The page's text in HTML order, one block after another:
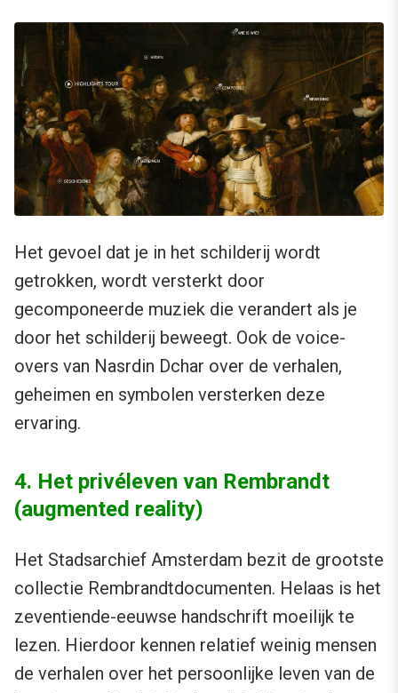
Het gevoel dat je in het schilderij wordt
getrokken, wordt versterkt door
gecomponeerde muziek die verandert als je
door het schilderij beweegt. Ook de voice-
overs van Nasrdin Dchar over de verhalen,
geheimen en symbolen versterken deze
ervaring.
4. Het privéleven van Rembrandt
(augmented reality)
Het Stadsarchief Amsterdam bezit de grootste
collectie Rembrandtdocumenten. Helaas is het
zeventiende-eeuwse handschrift moeilijk te
lezen. Hierdoor kennen relatief weinig mensen
de verhalen over het persoonlijke leven van de